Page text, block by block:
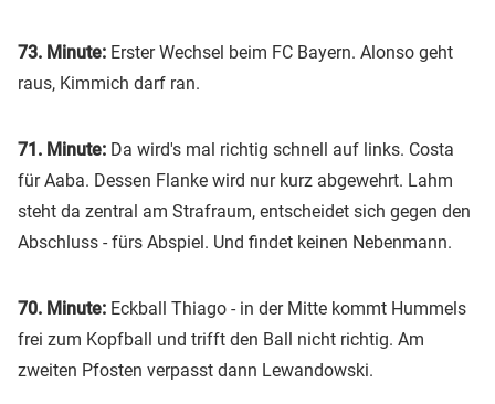
73. Minute: Erster Wechsel beim FC Bayern. Alonso geht
raus, Kimmich darf ran.
71. Minute: Da wird's mal richtig schnell auf links. Costa
für Aaba. Dessen Flanke wird nur kurz abgewehrt. Lahm
steht da zentral am Strafraum, entscheidet sich gegen den
Abschluss - fürs Abspiel. Und findet keinen Nebenmann.
70. Minute: Eckball Thiago - in der Mitte kommt Hummels
frei zum Kopfball und trifft den Ball nicht richtig. Am
zweiten Pfosten verpasst dann Lewandowski.